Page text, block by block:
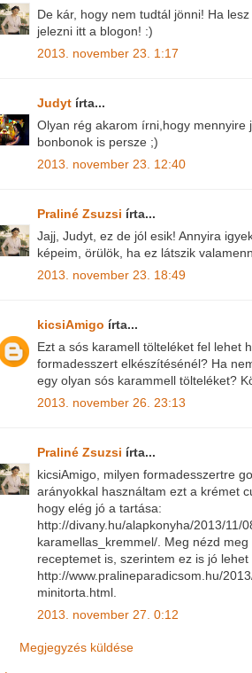
De kár, hogy nem tudtál jönni! Ha
jelezni itt a blogon! :)
2013. november 23. 1:17
Judyt írta...
Olyan rég akarom írni,hogy mennyire
bonbonok is persze ;)
2013. november 23. 12:40
Praliné Zsuzsi írta...
Jajj, Judyt, ez de jól esik! Annyira
képeim, örülök, ha ez látszik
2013. november 23. 18:49
kicsiAmigo írta...
Ezt a sós karamell tölteléket fel lehet
formadesszert elkészítésénél? Ha
egy olyan sós karammell tölteléket?
2013. november 26. 23:13
Praliné Zsuzsi írta...
kicsiAmigo, milyen formadesszertre
arányokkal használtam ezt a krémet
hogy elég jó a tartása:
http://divany.hu/alapkonyha/2013/11/
karamellas_kremmel/. Meg nézd
receptemet is, szerintem ez is jó
http://www.pralineparadicsom.hu/
minitorta.html.
2013. november 27. 0:12
Megjegyzés küldése